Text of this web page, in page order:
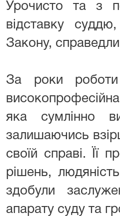
Урочисто та з
відставку
Закону,
За роки
яка сумлінно
залишаючись
своїй справі. Її
рішень,
здобули
апарату суду та